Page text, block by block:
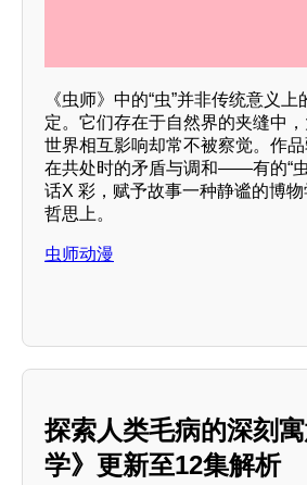
《虫师》中的“虫”并非传统意义
定。它们存在于自然界的夹缝中
世界相互影响却常不被察觉。作
在共处时的矛盾与调和——有的“
话X 彩，赋予故事一种静谧的博
哲思上。
虫师动漫
探索人类毛病的深刻
学》更新至12集解析